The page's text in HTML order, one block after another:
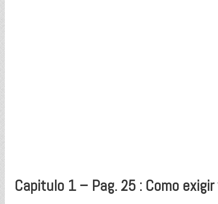
Capitulo 1 – Pag. 25 : Como